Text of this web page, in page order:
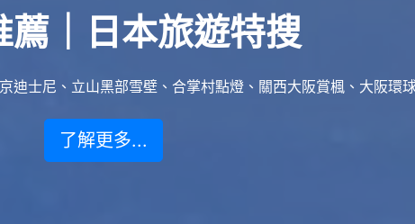
薦｜日本旅遊特搜
迪士尼、立山黑部雪壁、合掌村點燈、關西大阪賞楓、大阪環
了解更多...